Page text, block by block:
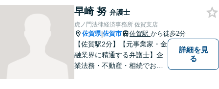
う、最善を尽くさせていただ
きます。【土日夜間対応】
早崎 努 弁護士
虎ノ門法律経済事務所 佐賀支店
佐賀県|佐賀市 佐賀駅 から徒歩2分
【佐賀駅2分】【元事業家・金
融業界に精通する弁護士】企
業法務・不動産・相続でお困
詳細を見
る